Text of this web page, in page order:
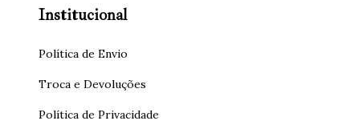
Institucional
Política de Envio
Troca e Devoluções
Política de Privacidade